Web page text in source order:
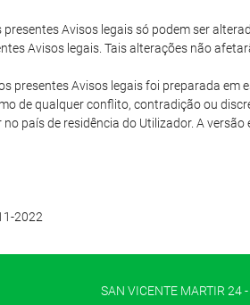
Avisos legais só podem ser
Avisos legais. Tais alterações não
presentes Avisos legais foi preparada
de qualquer conflito, contradição ou
no país de residência do Utilizador. A
2022
SAN VICENTE MARTIR